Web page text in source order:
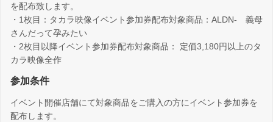
を配布致します。
・1枚目：タカラ映像イベント参加券配布対象商品：ALDN- 義母
さんだって孕みたい
・2枚目以降イベント参加券配布対象商品： 定価3,180円以上のタ
カラ映像全作
参加条件
イベント開催店舗にて対象商品をご購入の方にイベント参加券を
配布します。